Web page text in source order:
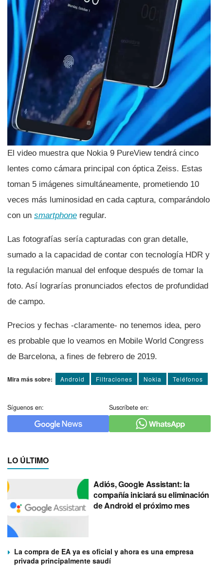
El video muestra que Nokia 9 PureView tendrá cinco
lentes como cámara principal con óptica Zeiss. Estas
toman 5 imágenes simultáneamente, prometiendo 10
veces más luminosidad en cada captura, comparándolo
con un smartphone regular.
Las fotografí­as serí­a capturadas con gran detalle,
sumado a la capacidad de contar con tecnologí­a HDR y
la regulación manual del enfoque después de tomar la
foto. Así­ lograrí­as pronunciados efectos de profundidad
de campo.
Precios y fechas -claramente- no tenemos idea, pero
es probable que lo veamos en Mobile World Congress
de Barcelona, a fines de febrero de 2019.
Mira más sobre: Android Filtraciones Nokia Teléfonos
Síguenos en: Suscríbete en:
LO ÚLTIMO
Adiós, Google Assistant: la
compañía iniciará su eliminación
de Android el próximo mes
La compra de EA ya es oficial y ahora es una empresa
privada principalmente saudí